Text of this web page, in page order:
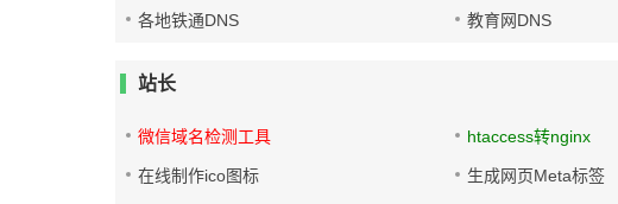
各地铁通DNS 教育网DNS
站长
微信域名检测工具 htaccess转nginx
在线制作ico图标 生成网页Meta标签